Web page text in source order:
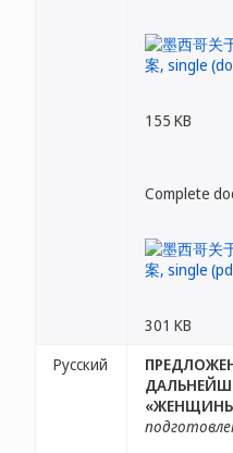
155 KB
Complete
301 KB
Русский